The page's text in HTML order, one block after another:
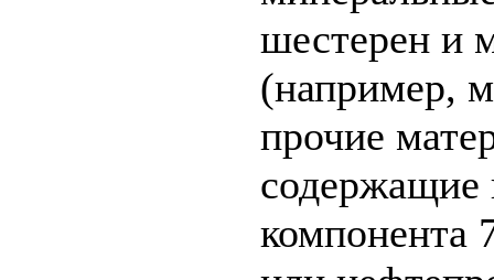
шестерен и
(например,
прочие
содержащие
компонента